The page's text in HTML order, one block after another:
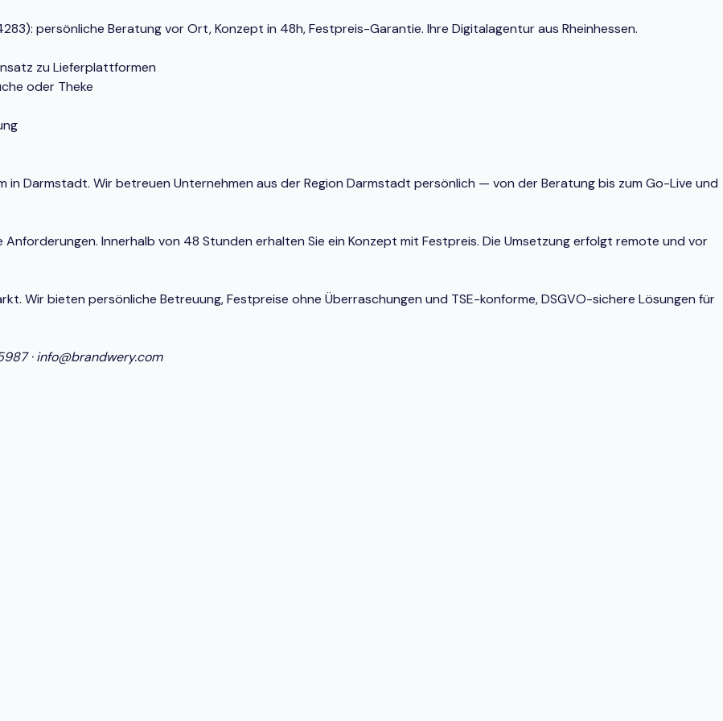
persönliche Beratung vor Ort, Konzept in 48h, Festpreis-Garantie. Ihre Digitalagentur aus Rheinhessen.
zu Lieferplattformen
oder Theke
Darmstadt. Wir betreuen Unternehmen aus der Region Darmstadt persönlich — von der Beratung bis zum Go-Live und
Innerhalb von 48 Stunden erhalten Sie ein Konzept mit Festpreis. Die Umsetzung erfolgt remote und vor
Wir bieten persönliche Betreuung, Festpreise ohne Überraschungen und TSE-konforme, DSGVO-sichere Lösungen für
·info@brandwery.com